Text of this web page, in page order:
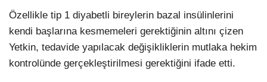
Özellikle tip 1 diyabetli bireylerin bazal insülinlerini
kendi başlarına kesmemeleri gerektiğinin altını çizen
Yetkin, tedavide yapılacak değişikliklerin mutlaka hekim
kontrolünde gerçekleştirilmesi gerektiğini ifade etti.